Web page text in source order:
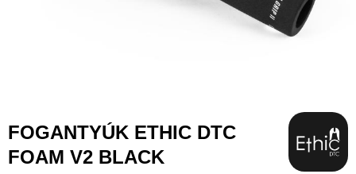
Ugrás
képgaléria
FOGANTYÚK ETHIC DTC
FOAM V2 BLACK